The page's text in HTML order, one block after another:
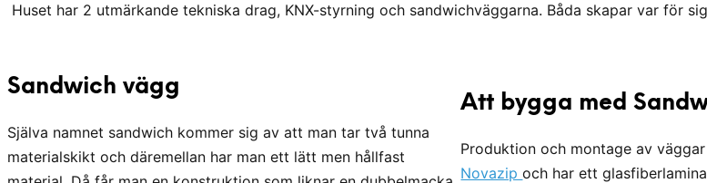
Huset har 2 utmärkande tekniska drag, KNX-styrning och sandwichväggarna. Båda skapar var för
Sandwich vägg
Själva namnet sandwich kommer sig av att man tar två tunna
materialskikt och däremellan har man ett lätt men hållfast
Att bygga med
Produktion och montage av
Novazipoch har ett